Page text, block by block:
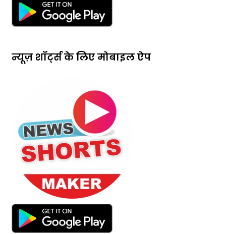
न्यूज़ शॉर्ट्स के लिए मोबाइल ऐप